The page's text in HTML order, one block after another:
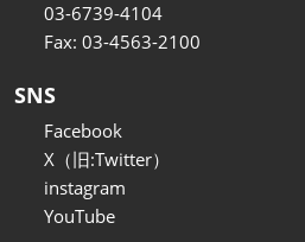
03-6739-4104
Fax: 03-4563-2100
SNS
Facebook
X（旧:Twitter）
instagram
YouTube